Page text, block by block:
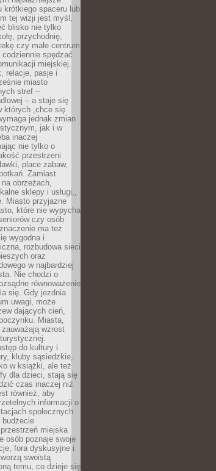
krótkiego spaceru lub
tej wizji jest myśl,
blisko nie tylko
przychodnię,
czy małe centrum
spędzać
miejskiej.
relacje, pasje i
miasto
stref –
– a staje się
których „chce się
jednak zmian
jak i w
inaczej
nie tylko o
przestrzeni
place zabaw,
Zamiast
obrzeżach,
sklepy i usługi,,
Miasto przyjazne
które nie wypycha
czy osób
ma też
wygodna i
rozbudowa sieci
oraz
w najbardziej
Nie chodzi o
równoważenie
się. Gdy jezdnia
uwagi, może
dających cień,
Miasta,
wzrost
do kultury i
kluby sąsiedzkie,
w książki, ale też
dla dzieci, stają się
czas inaczej niż
również, aby
informacji o
społecznych
budżecie
miejska
osób poznaje swoje
fora dyskusyjne i
swoistą
temu, co dzieje się